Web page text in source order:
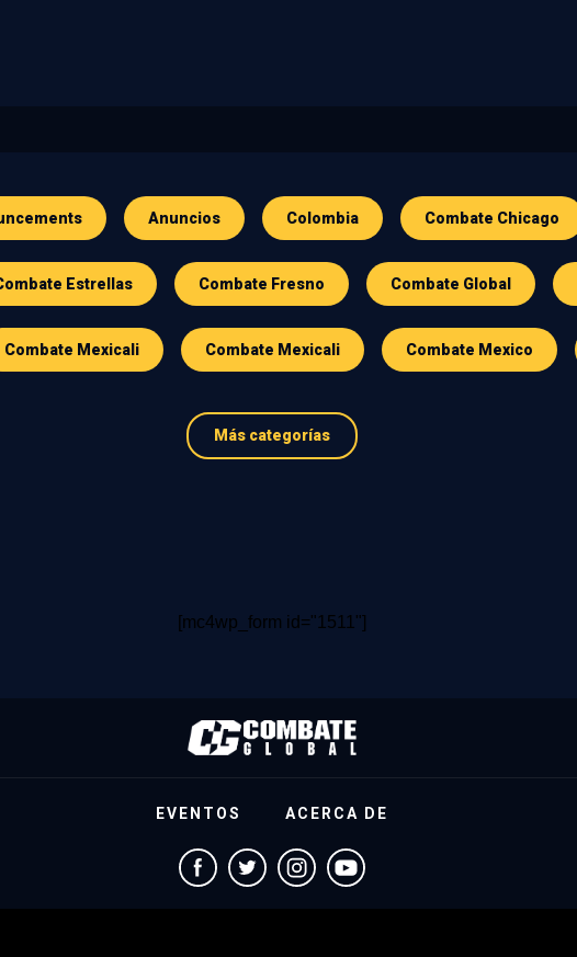
Anuncios Colombia Combate Chicago
Estrellas Combate Fresno Combate Global
Combate Mexicali Combate Mexicali Combate Mexico
Más categorías
[mc4wp_form id="1511"]
EVENTOS ACERCA DE